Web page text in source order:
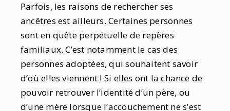
Parfois, les raisons de rechercher ses
ancêtres est ailleurs. Certaines personnes
sont en quête perpétuelle de repères
familiaux. C’est notamment le cas des
personnes adoptées, qui souhaitent savoir
d’où elles viennent ! Si elles ont la chance de
pouvoir retrouver l’identité d’un père, ou
d’une mère lorsque l’accouchement ne s’est